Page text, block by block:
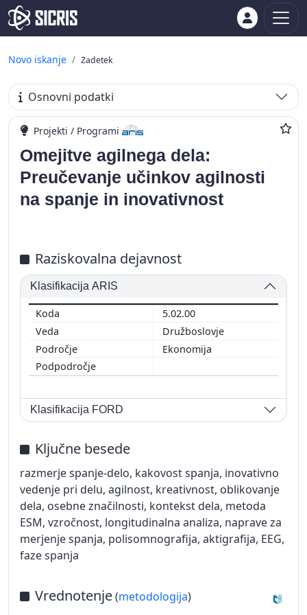
Novo iskanje Zadetek
Osnovni podatki
Projekti / Programi
Omejitve agilnega dela:
Preučevanje učinkov agilnosti
na spanje in inovativnost
Raziskovalna dejavnost
Klasifikacija ARIS
5.02.00
Družboslovje
Ekonomija
Klasifikacija FORD
Ključne besede
razmerje spanje-delo, kakovost spanja, inovativno
vedenje pri delu, agilnost, kreativnost, oblikovanje
dela, osebne značilnosti, kontekst dela, metoda
ESM, vzročnost, longitudinalna analiza, naprave za
merjenje spanja, polisomnografija, aktigrafija, EEG,
faze spanja
Vrednotenje(metodologija)